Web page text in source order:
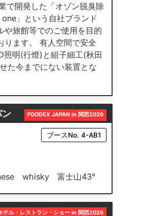
で開発した「オゾン脱臭除
」という自社ブランド
や旅館等でのご使用を目的
ります。 有人空間で安全
照明(行燈)と組子細工(秋田
た今までにない装置とな
ン FOODEX JAPAN in 関西2026
ブースNo. 4-AB1
whisky 富士山43°
テル・レストラン・ショー in 関西2026